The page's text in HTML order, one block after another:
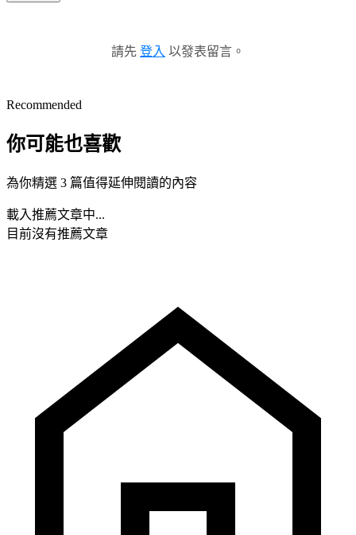
請先 登入 以發表留言。
Recommended
你可能也喜歡
為你精選 3 篇值得延伸閱讀的內容
載入推薦文章中...
目前沒有推薦文章